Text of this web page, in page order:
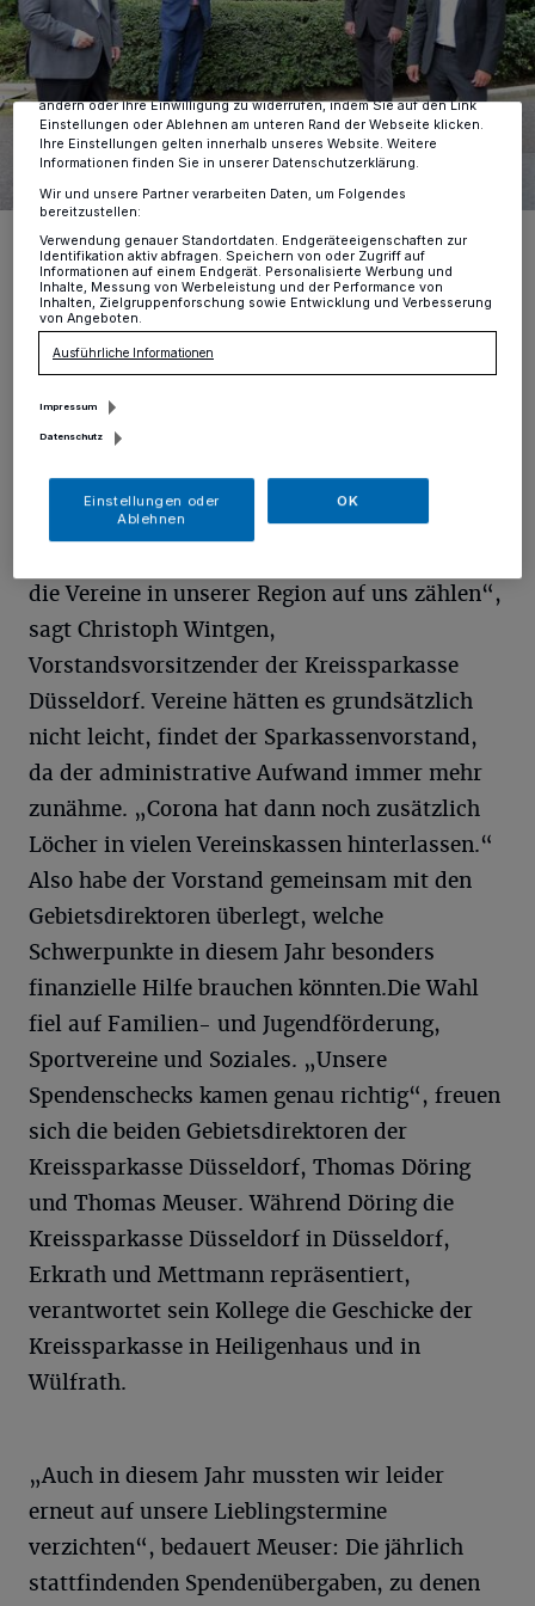
Freuen sich über den gut gefüllten Spendentopf für die Vereine in
der Region: Gebietsdirektoren Thomas Döring und Thomas Meuser
(l. u. r.) sowie Prof. Dr. Svend Reuse, Vorstandsmitglied (2. v. l.) und
Christoph Wintgen, Vorstandsvorsitzender der Kreissparkasse
Düsseldorf (3. v. l.)
Foto: Kreissparkasse Düsseldorf
E rneut fanden die Spendenübergaben
nicht persönlich statt, die Resonanz ist
die Vereine in unserer Region auf uns zählen“,
sagt Christoph Wintgen,
Vorstandsvorsitzender der Kreissparkasse
Düsseldorf. Vereine hätten es grundsätzlich
nicht leicht, findet der Sparkassenvorstand,
da der administrative Aufwand immer mehr
zunähme. „Corona hat dann noch zusätzlich
Löcher in vielen Vereinskassen hinterlassen.“
Also habe der Vorstand gemeinsam mit den
Gebietsdirektoren überlegt, welche
Schwerpunkte in diesem Jahr besonders
finanzielle Hilfe brauchen könnten.Die Wahl
fiel auf Familien- und Jugendförderung,
Sportvereine und Soziales. „Unsere
Spendenschecks kamen genau richtig“, freuen
sich die beiden Gebietsdirektoren der
Kreissparkasse Düsseldorf, Thomas Döring
und Thomas Meuser. Während Döring die
Kreissparkasse Düsseldorf in Düsseldorf,
Erkrath und Mettmann repräsentiert,
verantwortet sein Kollege die Geschicke der
Kreissparkasse in Heiligenhaus und in
Wülfrath.
„Auch in diesem Jahr mussten wir leider
erneut auf unsere Lieblingstermine
verzichten“, bedauert Meuser: Die jährlich
stattfindenden Spendenübergaben, zu denen
Tracking-Technologien für die unter „Wir und unsere Partner
verarbeiten Daten, um Ihnen Dienste bereitzustellen“ aufgeführten
Zwecke. Wenn Tracker deaktiviert sind, sind manche Inhalte und
Anzeigen möglicherweise nicht mehr so relevant für Sie. Sie können
dieses Menü jederzeit wieder aufrufen, um Ihre Einstellungen zu
ändern oder Ihre Einwilligung zu widerrufen, indem Sie auf den Link
Einstellungen oder Ablehnen am unteren Rand der Webseite klicken.
Ihre Einstellungen gelten innerhalb unseres Website. Weitere
Informationen finden Sie in unserer Datenschutzerklärung.
Wir und unsere Partner verarbeiten Daten, um Folgendes
bereitzustellen:
Verwendung genauer Standortdaten. Endgeräteeigenschaften zur
Identifikation aktiv abfragen. Speichern von oder Zugriff auf
Informationen auf einem Endgerät. Personalisierte Werbung und
Inhalte, Messung von Werbeleistung und der Performance von
Inhalten, Zielgruppenforschung sowie Entwicklung und Verbesserung
von Angeboten.
Ausführliche Informationen
Impressum
Datenschutz
Einstellungen oder
Ablehnen
OK